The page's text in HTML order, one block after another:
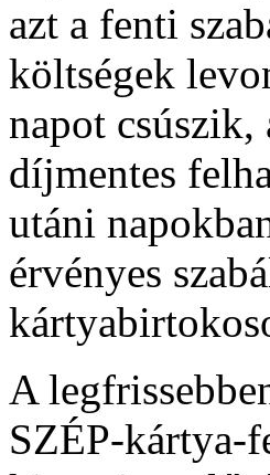
azt a fenti
költségek
napot
díjmentes
utáni
érvényes
A
SZÉP-kártya-